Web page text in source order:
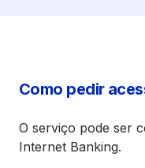
Como pedir
O serviço pode ser
Internet Banking.